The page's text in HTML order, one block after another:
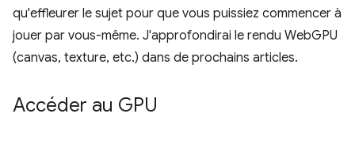
qu'effleurer le sujet pour que vous puissiez commencer à
jouer par vous-même. J'approfondirai le rendu WebGPU
(canvas, texture, etc.) dans de prochains articles.
Accéder au GPU